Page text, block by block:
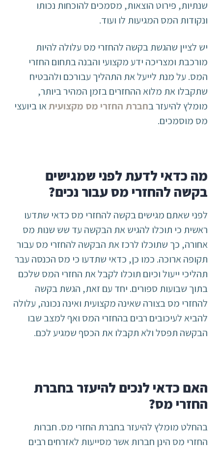
שנתיות, פירוט הוצאות, מסמכים להוכחות נכותו
ונקודות המס המגיעות לו ועוד.
יש לציין שהגשת בקשה להחזרי מס עלולה להיות
מורכבת ומצריכה ידע מקצועי והבנה בתחום החזרי
המס. על מנת לייעל את התהליך עבורכם ולהבטיח
שתקבלו את מלוא ההחזרים בזמן המהיר ביותר,
מומלץ להיעזר בחברת החזרי מס מקצועיתאו ביועצי
מס מוסמכים.
מה כדאי לדעת לפני שמגישים
בקשה להחזרי מס עבור נכים?
לפני שאתם מגישים בקשה להחזרי מס כדאי שתדעו
ראשית כי תוכלו להגיש את הבקשה עד שש שנות מס
אחורה, כך שתוכלו לרכז את הבקשה להחזרי מס עבור
תקופה ארוכה. כמו כן, כדאי שתדעו כי מס הכנסה עבר
תהליכי ייעול וכיום תוכלו לקבל את החזרי המס שלכם
בתוך שבועות ספורים. יחד עם זאת, הגשת בקשה
להחזרי מס בצורה שאינה מקצועית ואינה נכונה, עלולה
להביא לעיכובים רבים בהחזרי המס ואף למצב שבו
הבקשה תפסל ולא תקבלו את הכסף שמגיע לכם.
האם כדאי לנכים להיעזר בחברת
החזרי מס?
בהחלט מומלץ להיעזר בחברת החזרי מס. חברות
החזרי מס הינן חברות אשר מסייעות לאזרחים רבים